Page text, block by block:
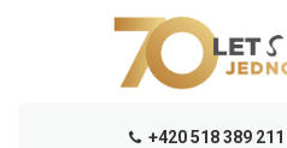
+420 518 389 211